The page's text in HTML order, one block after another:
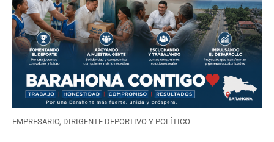
EMPRESARIO, DIRIGENTE DEPORTIVO Y POLÍTICO